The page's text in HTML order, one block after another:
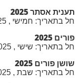
תענית אסתר 2025
חל בתאריך: חמישי , 13/03/2025, י"ג באדר ה'תשפ"ה
פורים 2025
חל בתאריך: שישי , 14/03/2025, י"ד באדר ה'תשפ"ה
שושן פורים 2025
חל בתאריך: שבת , 15/03/2025, ט"ו באדר ה'תשפ"ה